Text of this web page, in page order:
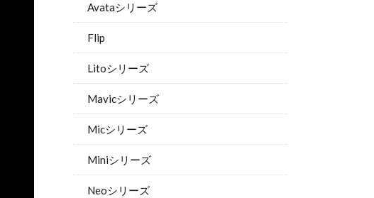
Avataシリーズ
Flip
Litoシリーズ
Mavicシリーズ
Micシリーズ
Miniシリーズ
Neoシリーズ